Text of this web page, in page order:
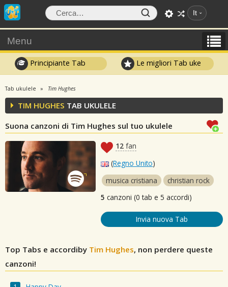
It
Menu
Principiante Tab Le migliori Tab uke
Tab ukulele Tim Hughes
TIM HUGHES TAB UKULELE
Suona canzoni di Tim Hughes sul tuo ukulele
12 fan
(Regno Unito)
musica cristiana
christian rock
5 canzoni (0 tab e 5 accordi)
Invia nuova Tab
Top Tabs e accordiby Tim Hughes, non perdere queste
canzoni!